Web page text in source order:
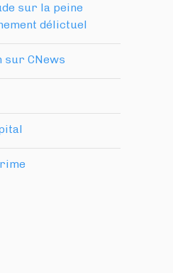
sur la peine
délictuel
sur CNews